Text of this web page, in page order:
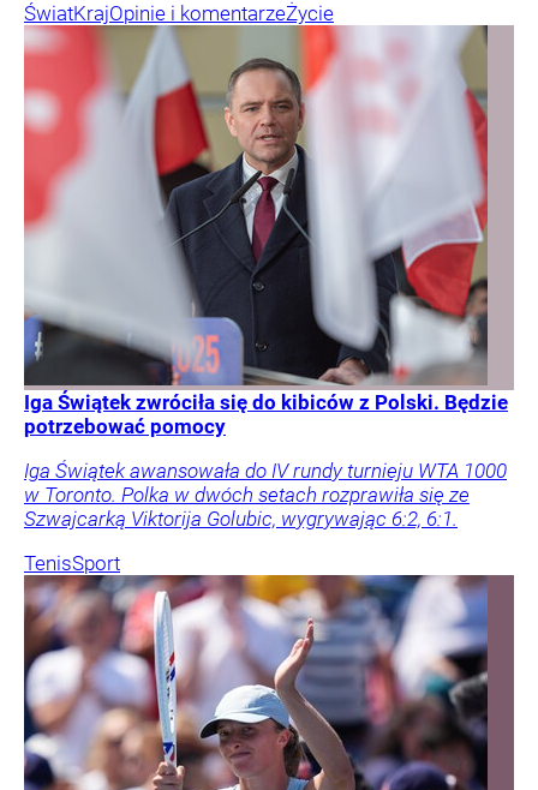
ŚwiatKrajOpinie i komentarzeŻycie
Iga Świątek zwróciła się do kibiców z Polski. Będzie
potrzebować pomocy
Iga Świątek awansowała do IV rundy turnieju WTA 1000
w Toronto. Polka w dwóch setach rozprawiła się ze
Szwajcarką Viktorija Golubic, wygrywając 6:2, 6:1.
TenisSport